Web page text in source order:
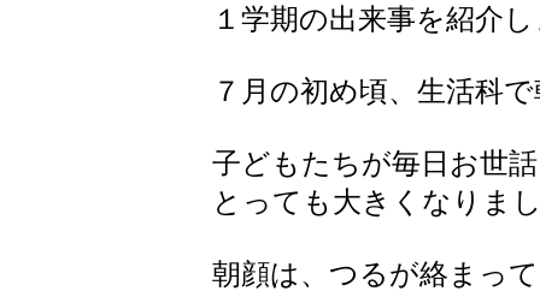
１学期の出来事を紹介
７月の初め頃、生活科
子どもたちが毎日お世
とっても大きくなりま
朝顔は、つるが絡まっ